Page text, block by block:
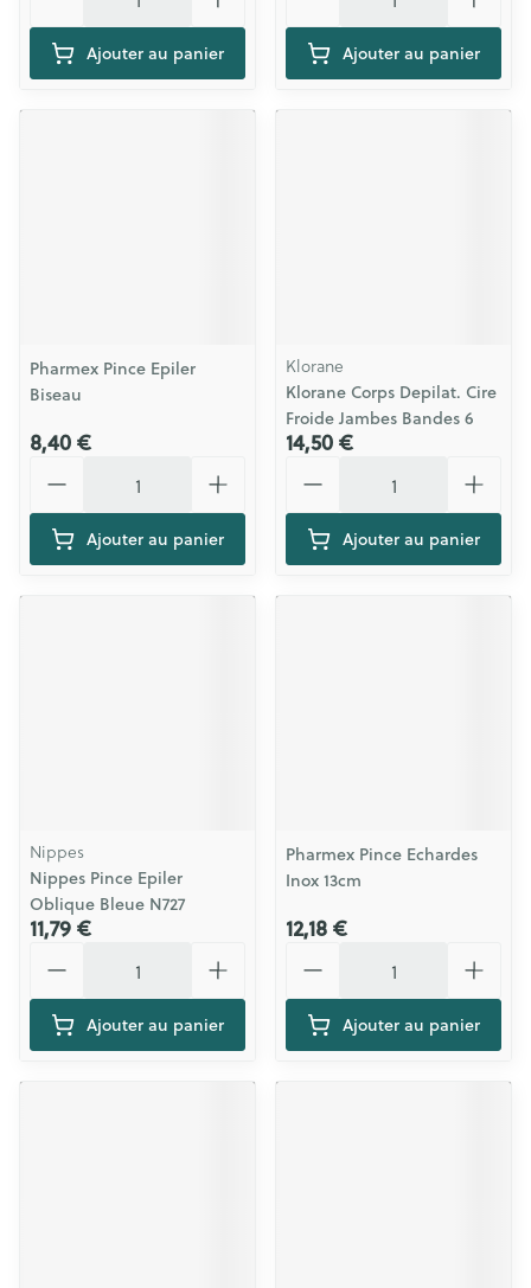
Ajouter au panier Ajouter au panier
Pharmex Pince Epiler
Biseau
8,40 €
Ajouter au panier
Klorane
Klorane Corps Depilat. Cire
Froide Jambes Bandes 6
14,50 €
Ajouter au panier
Nippes
Nippes Pince Epiler
Oblique Bleue N727
11,79 €
Ajouter au panier
Pharmex Pince Echardes
Inox 13cm
12,18 €
Ajouter au panier